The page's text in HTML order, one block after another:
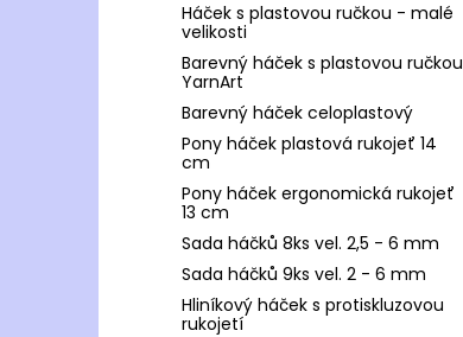
Háček s plastovou ručkou - malé
velikosti
Barevný háček s plastovou ručkou
YarnArt
Barevný háček celoplastový
Pony háček plastová rukojeť 14
cm
Pony háček ergonomická rukojeť
13 cm
Sada háčků 8ks vel. 2,5 - 6 mm
Sada háčků 9ks vel. 2 - 6 mm
Hliníkový háček s protiskluzovou
rukojetí